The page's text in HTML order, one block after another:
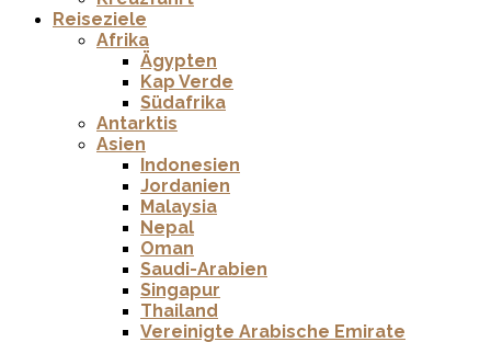
Reiseziele
Afrika
Ägypten
Kap Verde
Südafrika
Antarktis
Asien
Indonesien
Jordanien
Malaysia
Nepal
Oman
Saudi-Arabien
Singapur
Thailand
Vereinigte Arabische Emirate